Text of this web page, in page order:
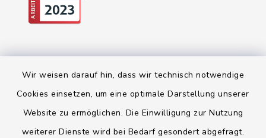
Wir weisen darauf hin, dass wir technisch notwendige
Cookies einsetzen, um eine optimale Darstellung unserer
Website zu ermöglichen. Die Einwilligung zur Nutzung
weiterer Dienste wird bei Bedarf gesondert abgefragt.